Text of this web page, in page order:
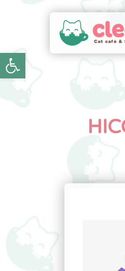
Abrir barra de herramientas